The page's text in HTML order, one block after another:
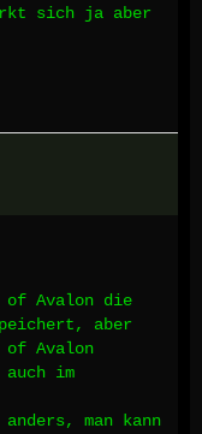
sich ja aber
Avalon die
aber
of Avalon
auch im
man kann